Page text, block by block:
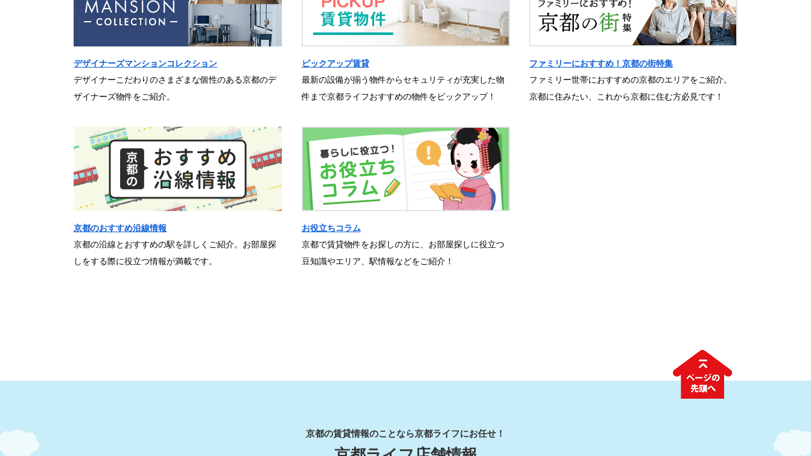
デザイナーズマンションコレクション
デザイナーこだわりのさまざまな個性のある京都のデ
ザイナーズ物件をご紹介。
ピックアップ賃貸
最新の設備が揃う物件からセキュリティが充実した物
件まで京都ライフおすすめの物件をピックアップ！
ファミリーにおすすめ！京都の街特集
ファミリー世帯におすすめの京都のエリアをご紹介。
京都に住みたい、これから京都に住む方必見です！
京都のおすすめ沿線情報
京都の沿線とおすすめの駅を詳しくご紹介。お部屋探
しをする際に役立つ情報が満載です。
お役立ちコラム
京都で賃貸物件をお探しの方に、お部屋探しに役立つ
豆知識やエリア、駅情報などをご紹介！
京都の賃貸情報のことなら京都ライフにお任せ！